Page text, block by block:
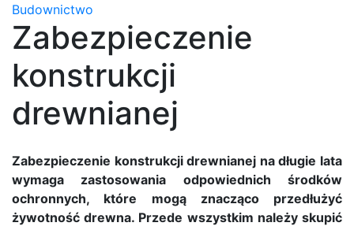
Budownictwo
Zabezpieczenie
konstrukcji
drewnianej
Zabezpieczenie konstrukcji drewnianej na długie lata
wymaga zastosowania odpowiednich środków
ochronnych, które mogą znacząco przedłużyć
żywotność drewna. Przede wszystkim należy skupić